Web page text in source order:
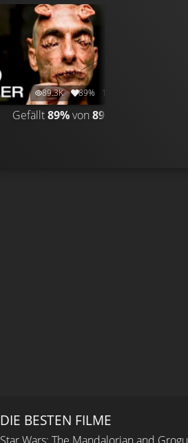
89.3K 89% 1:54
Gefällt89%von 89.272
DIE BESTEN FILME